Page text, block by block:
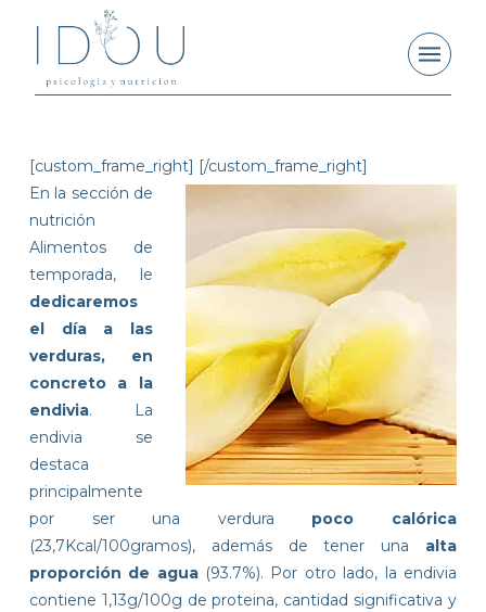
[custom_frame_right] [/custom_frame_right]
En la sección de
nutrición
Alimentos de
temporada, le
dedicaremos
el día a las
verduras, en
concreto a la
endivia. La
endivia se
destaca
principalmente
por ser una verdura poco calórica
(23,7Kcal/100gramos), además de tener una alta
proporción de agua(93.7%). Por otro lado, la endivia
contiene 1,13g/100g de proteina, cantidad significativa y